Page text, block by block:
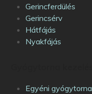
Gerincferdülés
Gerincsérv
Hátfájás
Nyakfájás
Egyéni gyógytorna